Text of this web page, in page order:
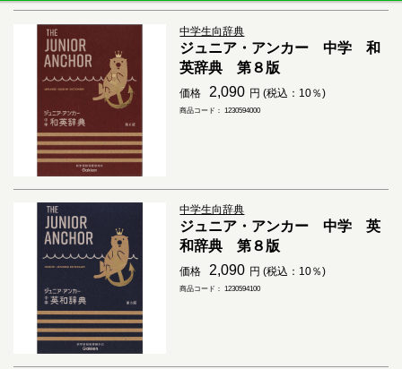
中学生向辞典
ジュニア・アンカー 中学 和
英辞典 第８版
価格 2,090 円 (税込：10％)
商品コード： 1230594000
中学生向辞典
ジュニア・アンカー 中学 英
和辞典 第８版
価格 2,090 円 (税込：10％)
商品コード： 1230594100